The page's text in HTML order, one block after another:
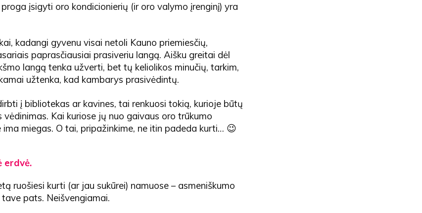
įsigyti oro kondicionierių (ir oro valymo įrenginį) yra
kadangi gyvenu visai netoli Kauno priemiesčių,
paprasčiausiai prasiveriu langą. Aišku greitai dėl
langą tenka užverti, bet tų keliolikos minučių, tarkim,
užtenka, kad kambarys prasivėdintų.
į bibliotekas ar kavines, tai renkuosi tokią, kurioje būtų
vėdinimas. Kai kuriose jų nuo gaivaus oro trūkumo
ima miegas. O tai, pripažinkime, ne itin padeda kurti… 😉
erdvė.
ruošiesi kurti (ar jau sukūrei) namuose – asmeniškumo
pats. Neišvengiamai.